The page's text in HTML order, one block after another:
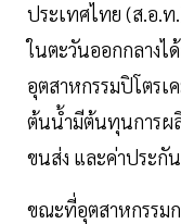
ประเทศไทย (ส.อ.ท
ในตะวันออกกลางไ
อุตสาหกรรมปิโตร
ต้นน้ำมีต้นทุนการผ
ขนส่ง และค่าประกั
ขณะที่อุตสาหกรรม